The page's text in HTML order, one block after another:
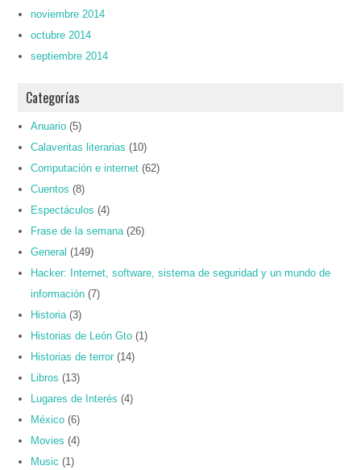
noviembre 2014
octubre 2014
septiembre 2014
Categorías
Anuario (5)
Calaveritas literarias (10)
Computación e internet (62)
Cuentos (8)
Espectáculos (4)
Frase de la semana (26)
General (149)
Hacker: Internet, software, sistema de seguridad y un mundo de
información (7)
Historia (3)
Historias de León Gto (1)
Historias de terror (14)
Libros (13)
Lugares de Interés (4)
México (6)
Movies (4)
Music (1)